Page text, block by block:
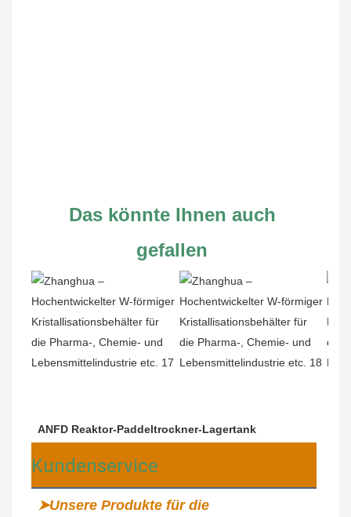
Das könnte Ihnen auch
gefallen
ANFD Reaktor-Paddeltrockner-Lagertank
Kundenservice
➤Unsere Produkte für die